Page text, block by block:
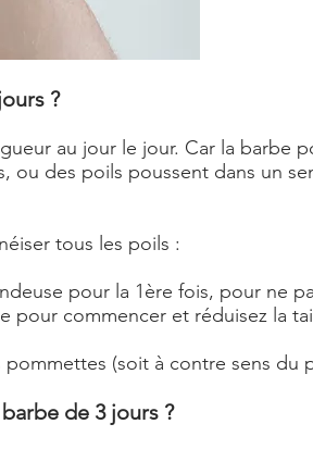
?
au jour le jour. Car la barbe
ou des poils poussent dans un
tous les poils :
pour la 1ère fois, pour ne
pour commencer et réduisez la
(soit à contre sens du
de 3 jours ?